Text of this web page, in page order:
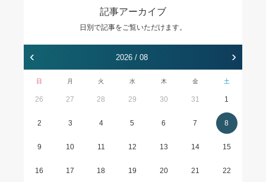
記事アーカイブ
日別で記事をご覧いただけます。
‹ 2026 / 08 ›
日 月 火 水 木 金 土
26 27 28 29 30 31 1
2 3 4 5 6 7 8
9 10 11 12 13 14 15
16 17 18 19 20 21 22